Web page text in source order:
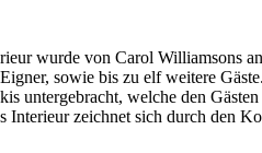
wurde von Carol Williamsons
sowie bis zu elf weitere
untergebracht, welche den
zeichnet sich durch den